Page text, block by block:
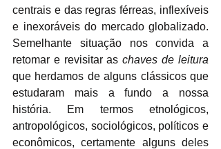
centrais e das regras férreas, inflexíveis
e inexoráveis do mercado globalizado.
Semelhante situação nos convida a
retomar e revisitar as chaves de leitura
que herdamos de alguns clássicos que
estudaram mais a fundo a nossa
história. Em termos etnológicos,
antropológicos, sociológicos, políticos e
econômicos, certamente alguns deles